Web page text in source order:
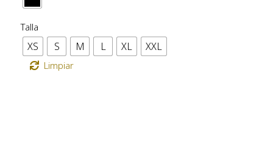
Talla
XS S M L XL XXL
Limpiar